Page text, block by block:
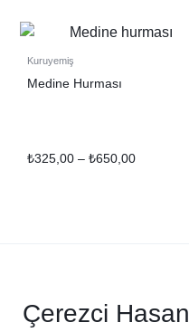
Kuruyemiş
Medine Hurması
₺325,00 – ₺650,00
Çerezci Hasan